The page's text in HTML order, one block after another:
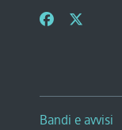
Bandi e avvisi